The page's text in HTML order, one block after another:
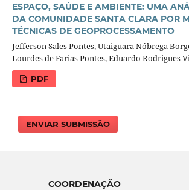
ESPAÇO, SAÚDE E AMBIENTE: UMA
DA COMUNIDADE SANTA CLARA POR
TÉCNICAS DE GEOPROCESSAMENTO
Jefferson Sales Pontes, Utaiguara Nóbrega
Lourdes de Farias Pontes, Eduardo Rodrigues
PDF
ENVIAR SUBMISSÃO
COORDENAÇÃO